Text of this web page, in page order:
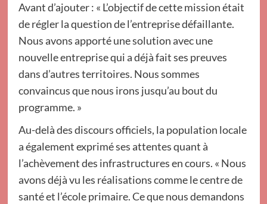
Avant d’ajouter : « L’objectif de cette mission était
de régler la question de l’entreprise défaillante.
Nous avons apporté une solution avec une
nouvelle entreprise qui a déjà fait ses preuves
dans d’autres territoires. Nous sommes
convaincus que nous irons jusqu’au bout du
programme. »
Au-delà des discours officiels, la population locale
a également exprimé ses attentes quant à
l’achèvement des infrastructures en cours. « Nous
avons déjà vu les réalisations comme le centre de
santé et l’école primaire. Ce que nous demandons